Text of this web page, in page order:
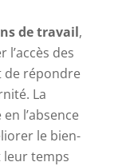
de travail,
des
de répondre
La
l’absence
le bien-
leur temps